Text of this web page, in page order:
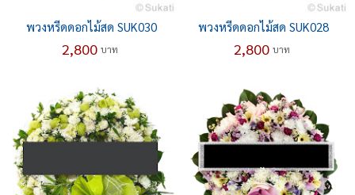
พวงหรีดดอกไม้สด SUK030
2,800 บาท
พวงหรีดดอกไม้สด SUK028
2,800 บาท